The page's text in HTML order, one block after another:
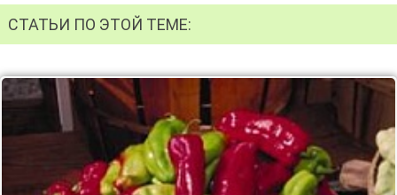
СТАТЬИ ПО ЭТОЙ ТЕМЕ: